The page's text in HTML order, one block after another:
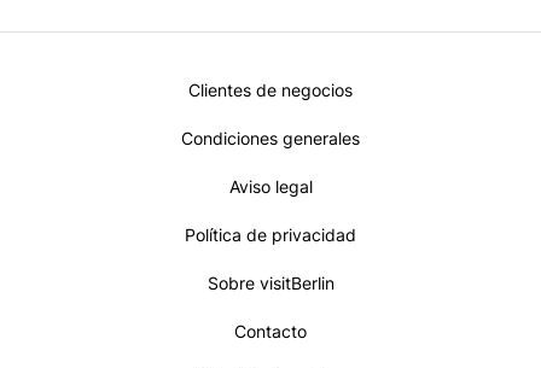
Metanavi
Footer
Clientes de negocios
Condiciones generales
Aviso legal
Política de privacidad
Sobre visitBerlin
Contacto